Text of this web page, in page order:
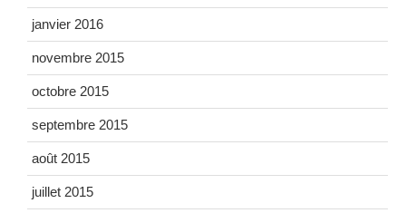
janvier 2016
novembre 2015
octobre 2015
septembre 2015
août 2015
juillet 2015